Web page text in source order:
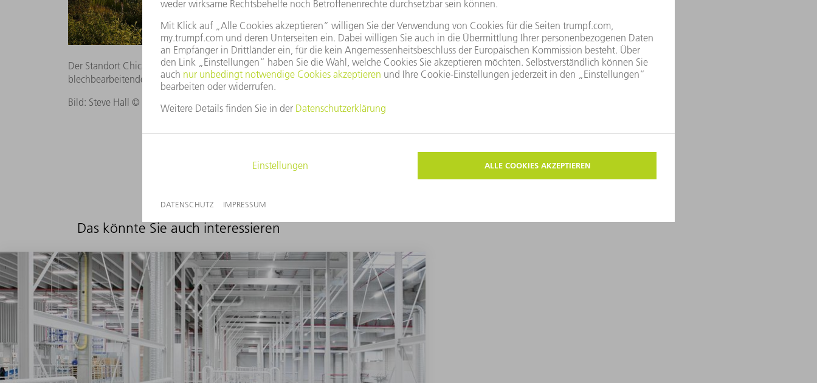
Der Standort Chicago ist für die Smart Factory wie geschaffen. Rund 40 Prozent der
blechbearbeitenden Industrie in den USA befinden sich in den direkt umliegenden Staaten.
Bild: Steve Hall © Hall+Merrick
Das könnte Sie auch interessieren